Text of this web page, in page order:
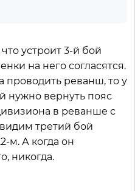
устроит 3-й бой
на него согласятся.
проводить реванш, то у
нужно вернуть пояс
в реванше с
третий бой
м. А когда он
никогда.